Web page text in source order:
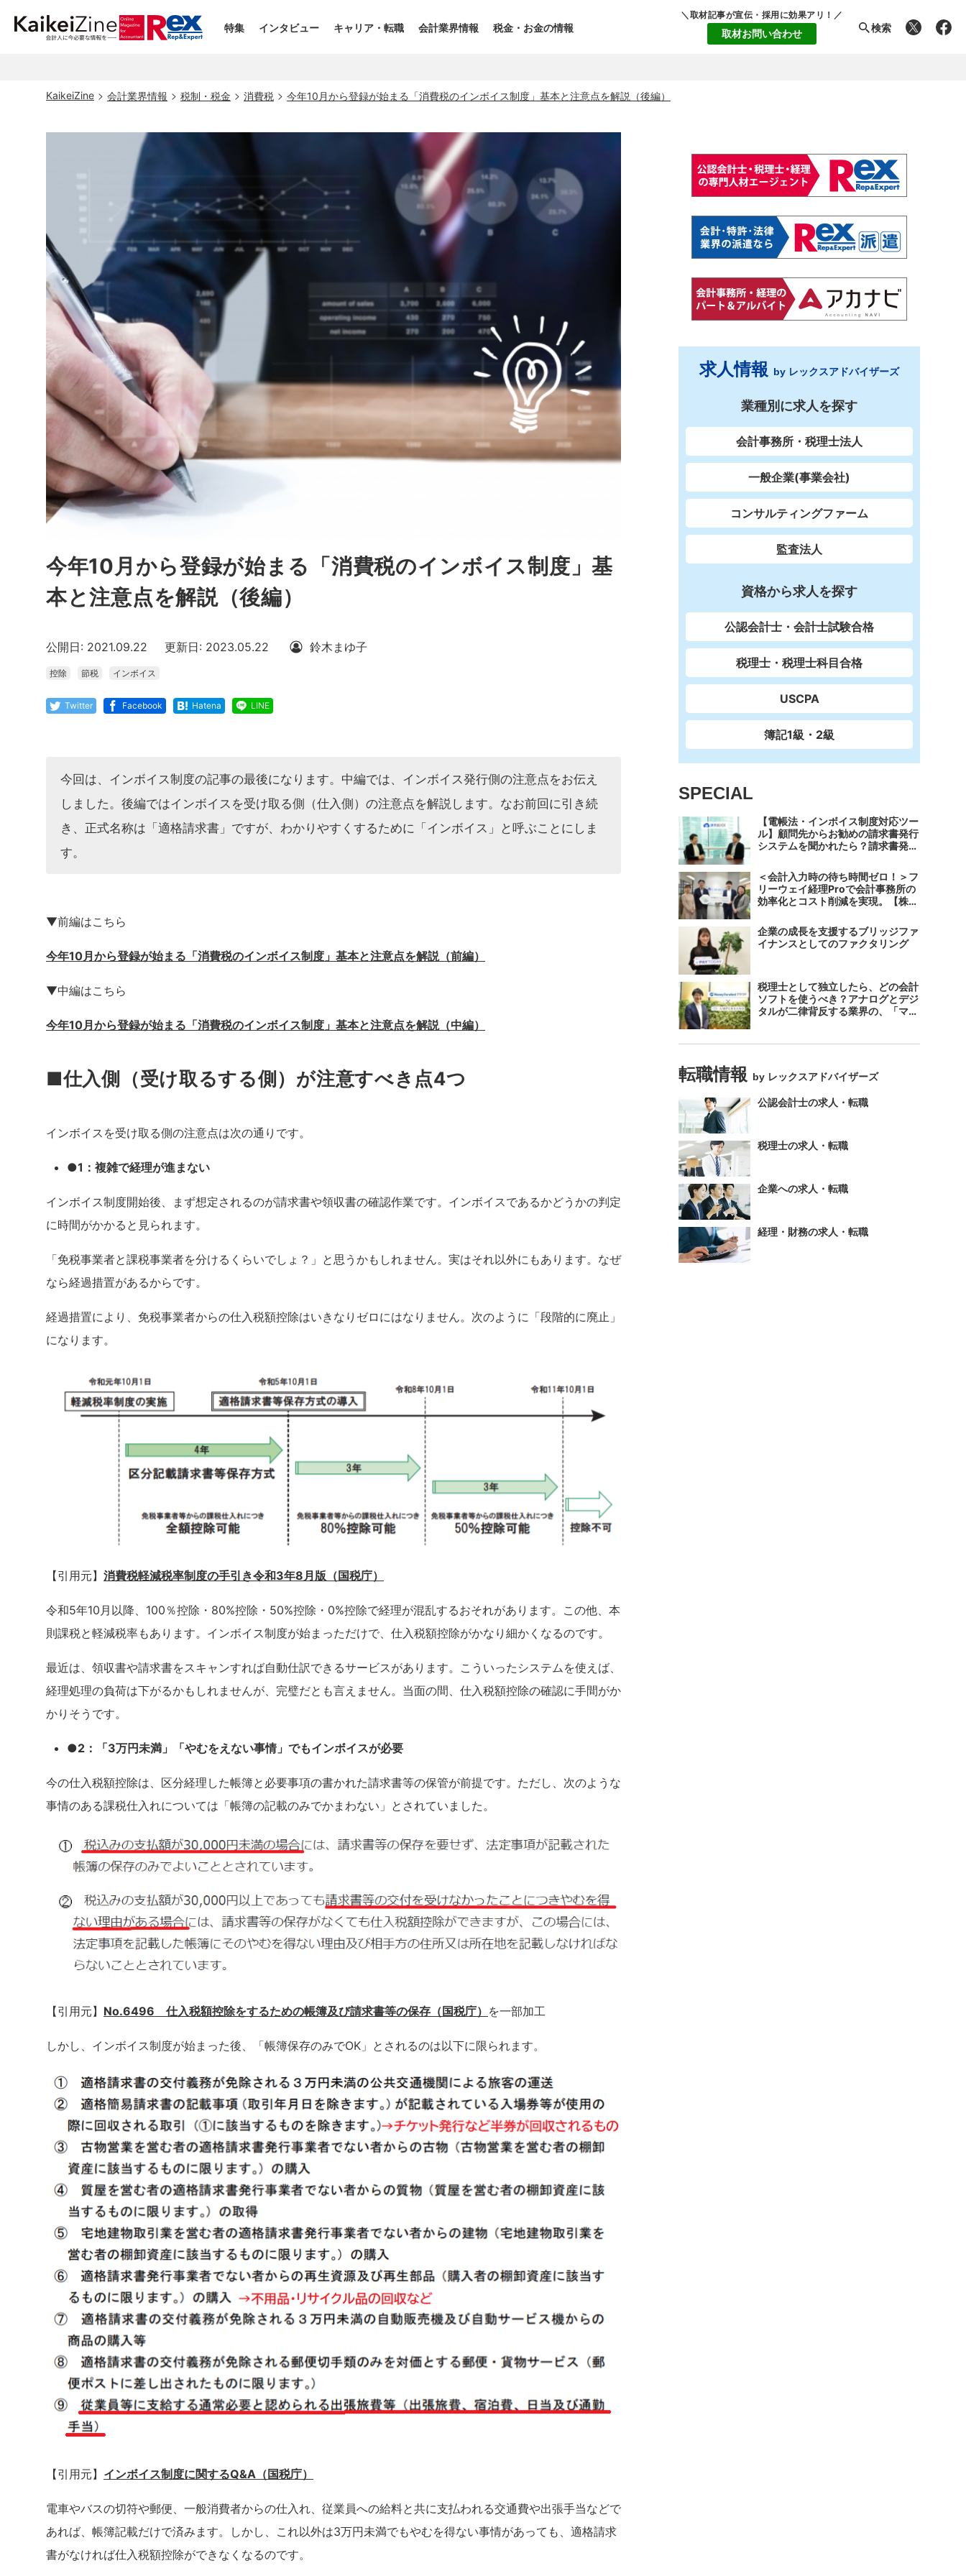
特集 インタビュー キャリア・転職 会計業界情報 税金・お金の情報
＼取材記事が宣伝・採用に効果アリ！／
取材お問い合わせ 検索
KaikeiZine 会計業界情報 税制・税金 消費税 今年10月から登録が始まる「消費税のインボイス制度」基本と注意点を解説（後編）
今年10月から登録が始まる「消費税のインボイス制度」基
本と注意点を解説（後編）
公開日: 2021.09.22 更新日: 2023.05.22 鈴木まゆ子
控除 節税 インボイス
Twitter Facebook Hatena LINE
今回は、インボイス制度の記事の最後になります。中編では、インボイス発行側の注意点をお伝え
しました。後編ではインボイスを受け取る側（仕入側）の注意点を解説します。なお前回に引き続
き、正式名称は「適格請求書」ですが、わかりやすくするために「インボイス」と呼ぶことにしま
す。
▼前編はこちら
今年10月から登録が始まる「消費税のインボイス制度」基本と注意点を解説（前編）
▼中編はこちら
今年10月から登録が始まる「消費税のインボイス制度」基本と注意点を解説（中編）
■仕入側（受け取るする側）が注意すべき点4つ
インボイスを受け取る側の注意点は次の通りです。
●1：複雑で経理が進まない
インボイス制度開始後、まず想定されるのが請求書や領収書の確認作業です。インボイスであるかどうかの判定
に時間がかかると見られます。
「免税事業者と課税事業者を分けるくらいでしょ？」と思うかもしれません。実はそれ以外にもあります。なぜ
なら経過措置があるからです。
経過措置により、免税事業者からの仕入税額控除はいきなりゼロにはなりません。次のように「段階的に廃止」
になります。
【引用元】 消費税軽減税率制度の手引き令和3年8月版（国税庁）
令和5年10月以降、100％控除・80%控除・50%控除・0%控除で経理が混乱するおそれがあります。この他、本
則課税と軽減税率もあります。インボイス制度が始まっただけで、仕入税額控除がかなり細かくなるのです。
最近は、領収書や請求書をスキャンすれば自動仕訳できるサービスがあります。こういったシステムを使えば、
経理処理の負荷は下がるかもしれませんが、完璧だとも言えません。当面の間、仕入税額控除の確認に手間がか
かりそうです。
●2：「3万円未満」「やむをえない事情」でもインボイスが必要
今の仕入税額控除は、区分経理した帳簿と必要事項の書かれた請求書等の保管が前提です。ただし、次のような
事情のある課税仕入れについては「帳簿の記載のみでかまわない」とされていました。
【引用元】 No.6496 仕入税額控除をするための帳簿及び請求書等の保存（国税庁） を一部加工
しかし、インボイス制度が始まった後、「帳簿保存のみでOK」とされるのは以下に限られます。
【引用元】 インボイス制度に関するQ&A（国税庁）
電車やバスの切符や郵便、一般消費者からの仕入れ、従業員への給料と共に支払われる交通費や出張手当などで
あれば、帳簿記載だけで済みます。しかし、これ以外は3万円未満でもやむを得ない事情があっても、適格請求
書がなければ仕入税額控除ができなくなるのです。
求人情報 by レックスアドバイザーズ
業種別に求人を探す
会計事務所・税理士法人
一般企業(事業会社)
コンサルティングファーム
監査法人
資格から求人を探す
公認会計士・会計士試験合格
税理士・税理士科目合格
USCPA
簿記1級・2級
SPECIAL
【電帳法・インボイス制度対応ツー
ル】顧問先からお勧めの請求書発行
システムを聞かれたら？請求書発行
つのシステムで完結する 「請求
QUICK」の魅力に迫る
＜会計入力時の待ち時間ゼロ！＞フ
リーウェイ経理Proで会計事務所の
効率化とコスト削減を実現。【株式
郷税理士法人（経理宅配便事業
部）】
企業の成長を支援するブリッジファ
イナンスとしてのファクタリング
税理士として独立したら、どの会計
ソフトを使うべき？アナログとデジ
タルが二律背反する業界の、「マネ
転職情報 by レックスアドバイザーズ
公認会計士の求人・転職
税理士の求人・転職
企業への求人・転職
経理・財務の求人・転職